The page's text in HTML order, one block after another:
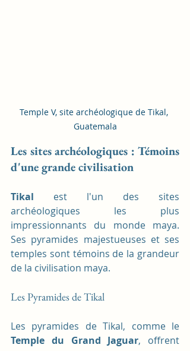
Temple V, site archéologique de Tikal,
Guatemala
Les sites archéologiques : Témoins
d'une grande civilisation
Tikal est l'un des sites
archéologiques les plus
impressionnants du monde maya.
Ses pyramides majestueuses et ses
temples sont témoins de la grandeur
de la civilisation maya.
Les Pyramides de Tikal
Temple du Grand Jaguar, offrent